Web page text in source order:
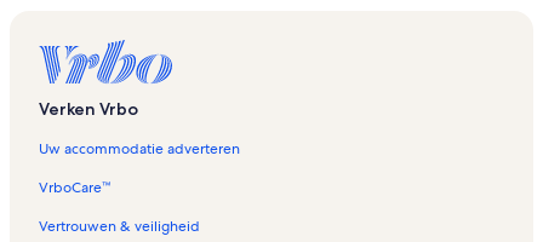
t
d
p
a
i
a
Verken Vrbo
Uw accommodatie adverteren
VrboCare™
Vertrouwen & veiligheid